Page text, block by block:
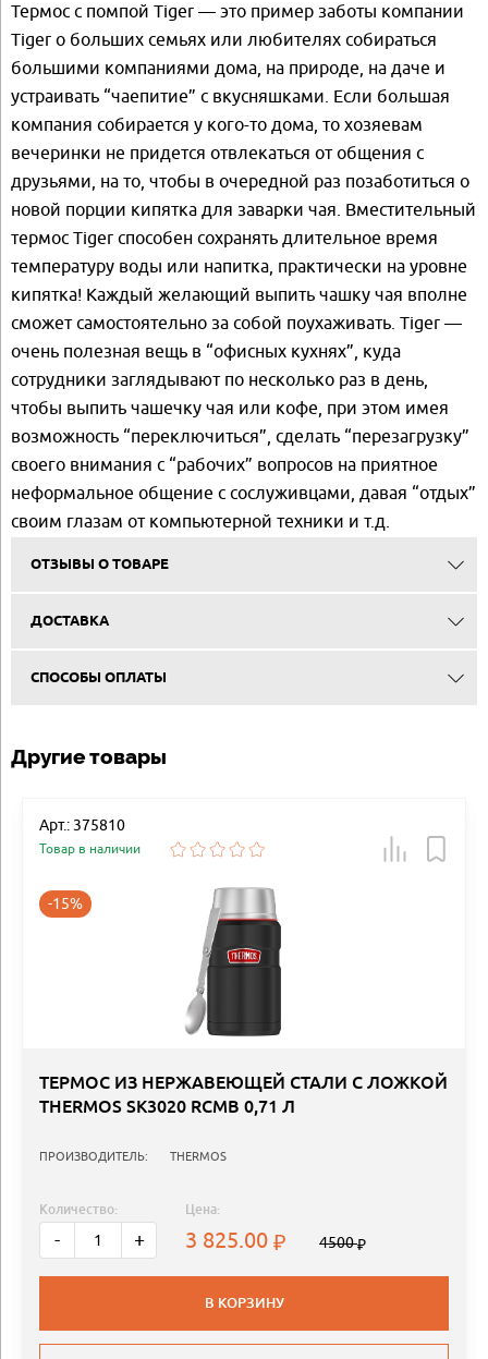
Термос с помпой Tiger — это пример заботы компании
Tiger о больших семьях или любителях собираться
большими компаниями дома, на природе, на даче и
устраивать “чаепитие” с вкусняшками. Если большая
компания собирается у кого-то дома, то хозяевам
вечеринки не придется отвлекаться от общения с
друзьями, на то, чтобы в очередной раз позаботиться о
новой порции кипятка для заварки чая. Вместительный
термос Tiger способен сохранять длительное время
температуру воды или напитка, практически на уровне
кипятка! Каждый желающий выпить чашку чая вполне
сможет самостоятельно за собой поухаживать. Tiger —
очень полезная вещь в “офисных кухнях”, куда
сотрудники заглядывают по несколько раз в день,
чтобы выпить чашечку чая или кофе, при этом имея
возможность “переключиться”, сделать “перезагрузку”
своего внимания с “рабочих” вопросов на приятное
неформальное общение с сослуживцами, давая “отдых”
своим глазам от компьютерной техники и т.д.
ОТЗЫВЫ О ТОВАРЕ
ДОСТАВКА
СПОСОБЫ ОПЛАТЫ
Другие товары
Арт.: 375810
Товар в наличии
-15%
ТЕРМОС ИЗ НЕРЖАВЕЮЩЕЙ СТАЛИ С ЛОЖКОЙ
THERMOS SK3020 RCMB 0,71 Л
ПРОИЗВОДИТЕЛЬ: THERMOS
Количество:
- +
Цена:
3 825.00 4500
В КОРЗИНУ